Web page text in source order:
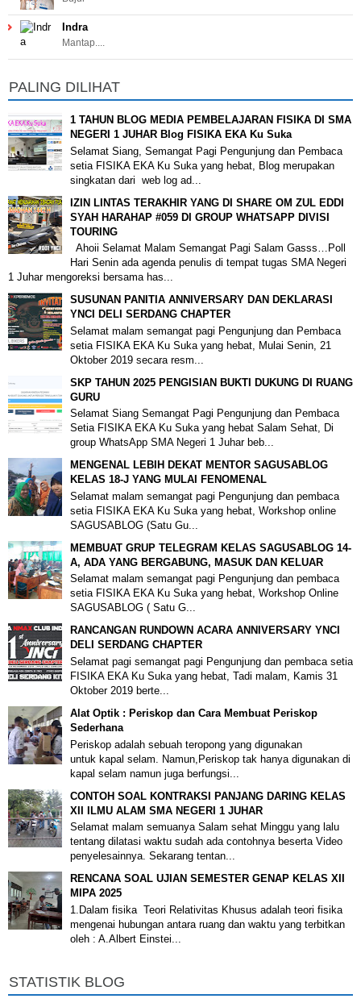
Indra
Mantap....
PALING DILIHAT
1 TAHUN BLOG MEDIA PEMBELAJARAN FISIKA DI SMA
NEGERI 1 JUHAR Blog FISIKA EKA Ku Suka
Selamat Siang, Semangat Pagi Pengunjung dan Pembaca
setia FISIKA EKA Ku Suka yang hebat, Blog merupakan
singkatan dari web log ad...
IZIN LINTAS TERAKHIR YANG DI SHARE OM ZUL EDDI
SYAH HARAHAP #059 DI GROUP WHATSAPP DIVISI
TOURING
Ahoii Selamat Malam Semangat Pagi Salam Gasss…Poll
Hari Senin ada agenda penulis di tempat tugas SMA Negeri
1 Juhar mengoreksi bersama has...
SUSUNAN PANITIA ANNIVERSARY DAN DEKLARASI
YNCI DELI SERDANG CHAPTER
Selamat malam semangat pagi Pengunjung dan Pembaca
setia FISIKA EKA Ku Suka yang hebat, Mulai Senin, 21
Oktober 2019 secara resm...
SKP TAHUN 2025 PENGISIAN BUKTI DUKUNG DI RUANG
GURU
Selamat Siang Semangat Pagi Pengunjung dan Pembaca
Setia FISIKA EKA Ku Suka yang hebat Salam Sehat, Di
group WhatsApp SMA Negeri 1 Juhar beb...
MENGENAL LEBIH DEKAT MENTOR SAGUSABLOG
KELAS 18-J YANG MULAI FENOMENAL
Selamat malam semangat pagi Pengunjung dan pembaca
setia FISIKA EKA Ku Suka yang hebat, Workshop online
SAGUSABLOG (Satu Gu...
MEMBUAT GRUP TELEGRAM KELAS SAGUSABLOG 14-
A, ADA YANG BERGABUNG, MASUK DAN KELUAR
Selamat malam semangat pagi Pengunjung dan pembaca
setia FISIKA EKA Ku Suka yang hebat, Workshop Online
SAGUSABLOG ( Satu G...
RANCANGAN RUNDOWN ACARA ANNIVERSARY YNCI
DELI SERDANG CHAPTER
Selamat pagi semangat pagi Pengunjung dan pembaca setia
FISIKA EKA Ku Suka yang hebat, Tadi malam, Kamis 31
Oktober 2019 berte...
Alat Optik : Periskop dan Cara Membuat Periskop
Sederhana
Periskop adalah sebuah teropong yang digunakan
untuk kapal selam. Namun,Periskop tak hanya digunakan di
kapal selam namun juga berfungsi...
CONTOH SOAL KONTRAKSI PANJANG DARING KELAS
XII ILMU ALAM SMA NEGERI 1 JUHAR
Selamat malam semuanya Salam sehat Minggu yang lalu
tentang dilatasi waktu sudah ada contohnya beserta Video
penyelesainnya. Sekarang tentan...
RENCANA SOAL UJIAN SEMESTER GENAP KELAS XII
MIPA 2025
1.Dalam fisika Teori Relativitas Khusus adalah teori fisika
mengenai hubungan antara ruang dan waktu yang terbitkan
oleh : A.Albert Einstei...
STATISTIK BLOG